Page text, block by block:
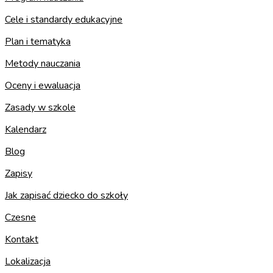
Cele i standardy edukacyjne
Plan i tematyka
Metody nauczania
Oceny i ewaluacja
Zasady w szkole
Kalendarz
Blog
Zapisy
Jak zapisać dziecko do szkoły
Czesne
Kontakt
Lokalizacja